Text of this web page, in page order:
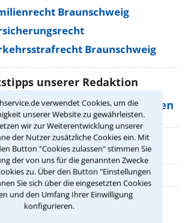
verwendet Cookies, um die
unserer Website zu gewährleisten.
wir zur Weiterentwicklung unserer
der Nutzer zusätzliche Cookies ein. Mit
Button "Cookies zulassen" stimmen Sie
der von uns für die genannten Zwecke
zu. Über den Button "Einstellungen
Sie sich über die eingesetzten Cookies
und den Umfang Ihrer Einwilligung
konfigurieren.
Braunschweig
Braunschweig
unserer Redaktion
Welche Rechte haben
Welche Rechte
zahlen?
die jeder
kennen sollte